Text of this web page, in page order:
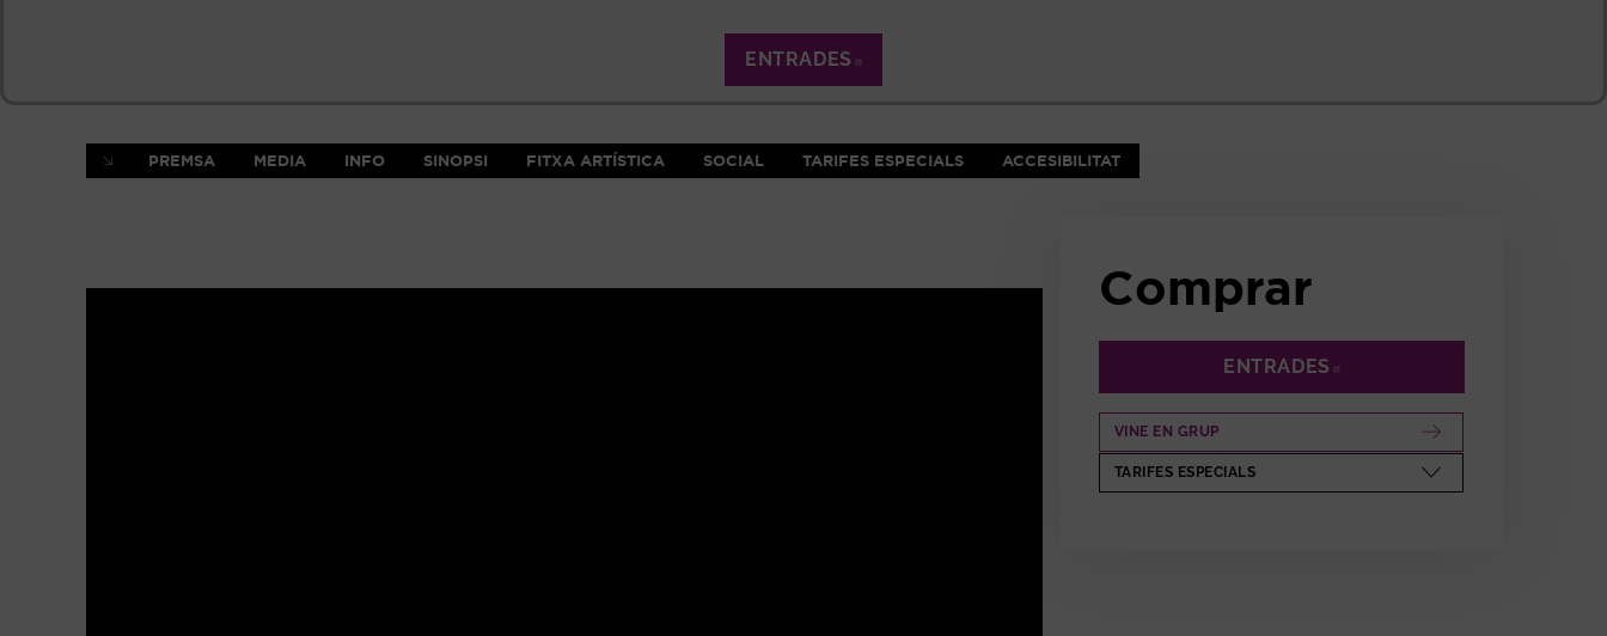
ENTRADES
PREMSA MEDIA INFO SINOPSI FITXA ARTÍSTICA SOCIAL TARIFES ESPECIALS ACCESIBILITAT
Comprar
ENTRADES
VINE EN GRUP
TARIFES ESPECIALS